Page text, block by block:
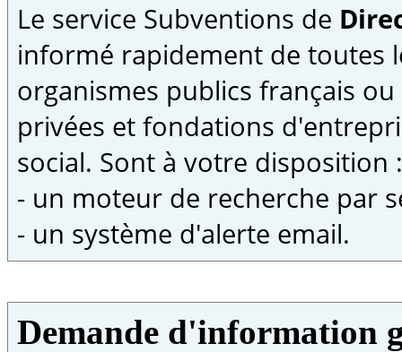
Le service Subventions de
informé rapidement de toutes
organismes publics français
privées et fondations
social. Sont à votre disposition :
- un moteur de recherche par
- un système d'alerte email.
Demande d'information